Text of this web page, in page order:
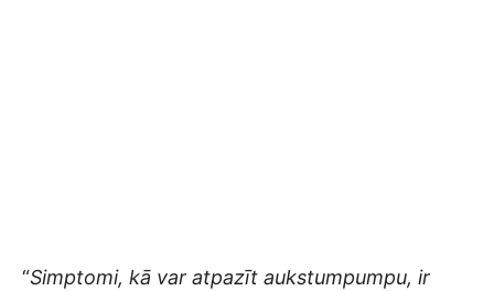
“Simptomi, kā var atpazīt aukstumpumpu, ir